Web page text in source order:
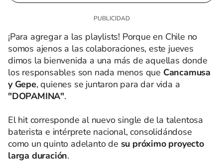
¡Para agregar a las playlists! Porque en Chile no
somos ajenos a las colaboraciones, este jueves
dimos la bienvenida a una más de aquellas donde
los responsables son nada menos que Cancamusa
y Gepe, quienes se juntaron para dar vida a
"DOPAMINA".
El hit corresponde al nuevo single de la talentosa
baterista e intérprete nacional, consolidándose
como un quinto adelanto de su próximo proyecto
larga duración.